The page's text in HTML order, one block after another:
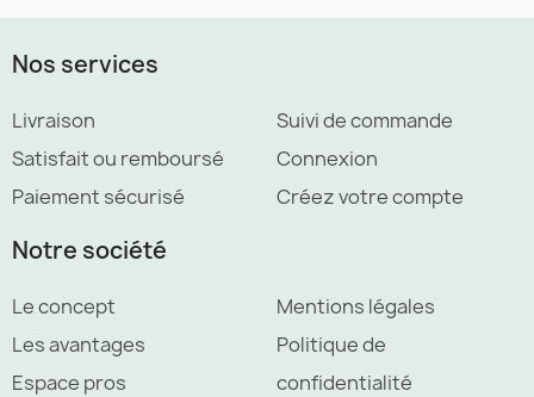
Nos services
Livraison
Satisfait ou remboursé
Paiement sécurisé
Suivi de commande
Connexion
Créez votre compte
Notre société
Le concept
Les avantages
Espace pros
Mentions légales
Politique de
confidentialité